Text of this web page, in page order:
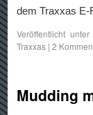
dem Traxxas E-
Veröffentlicht unter
Traxxas | 2
Mudding